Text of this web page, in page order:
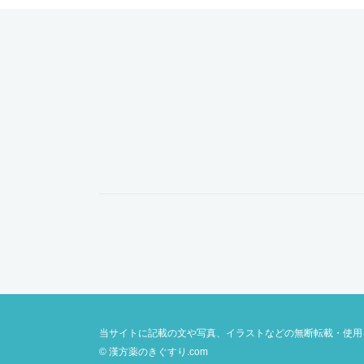
当サイトに記載の文や写真、イラストなどの無断転載・使
© 漢方薬のきぐすり.com